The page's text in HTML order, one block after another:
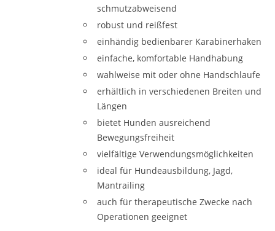
schmutzabweisend
robust und reißfest
einhändig bedienbarer Karabinerhaken
einfache, komfortable Handhabung
wahlweise mit oder ohne Handschlaufe
erhältlich in verschiedenen Breiten und
Längen
bietet Hunden ausreichend
Bewegungsfreiheit
vielfältige Verwendungsmöglichkeiten
ideal für Hundeausbildung, Jagd,
Mantrailing
auch für therapeutische Zwecke nach
Operationen geeignet